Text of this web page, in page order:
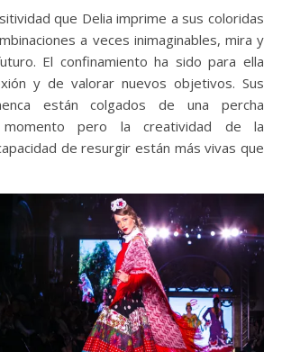
que Delia imprime a sus coloridas
a veces inimaginables, mira y
El confinamiento ha sido para ella
y de valorar nuevos objetivos. Sus
están colgados de una percha
pero la creatividad de la
de resurgir están más vivas que